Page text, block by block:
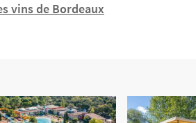
vins de Bordeaux